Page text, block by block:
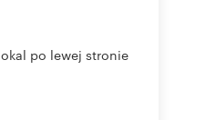
po lewej stronie